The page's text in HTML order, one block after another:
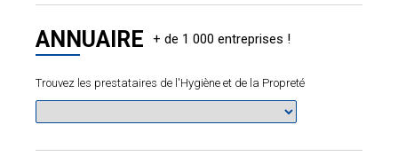
ANNUAIRE
Trouvez les prestataires de l'Hygiène et de la Propreté